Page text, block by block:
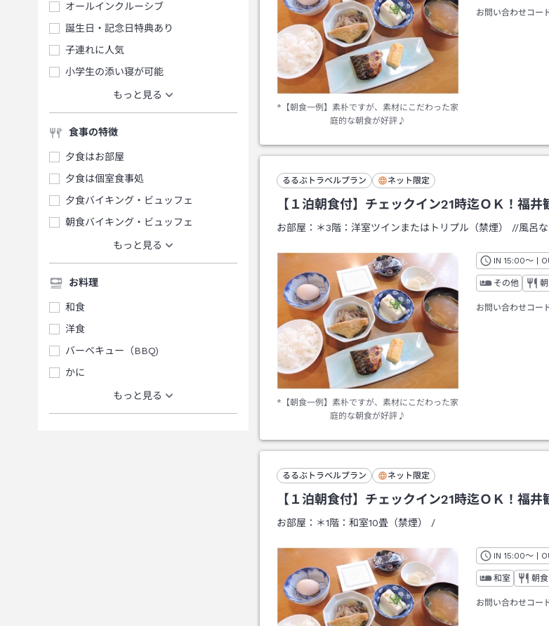
オールインクルーシブ
誕生日・記念日特典あり
子連れに人気
小学生の添い寝が可能
もっと見る
食事の特徴
夕食はお部屋
夕食は個室食事処
夕食バイキング・ビュッフェ
朝食バイキング・ビュッフェ
もっと見る
お料理
和食
洋食
バーベキュー（BBQ)
かに
もっと見る
*【朝食一例】素朴ですが、素材にこだわった家
庭的な朝食が好評♪
お問い合わせコー
るるぶトラベルプラン ネット限定
【１泊朝食付】チェックイン21時迄ＯＫ！福
お部屋： ＊3階：洋室ツインまたはトリプル（禁煙） //風呂
*【朝食一例】素朴ですが、素材にこだわった家
庭的な朝食が好評♪
IN チェックイ
15:00～ |
その他
お問い合わせコー
るるぶトラベルプラン ネット限定
【１泊朝食付】チェックイン21時迄ＯＫ！福
お部屋： ＊1階：和室10畳（禁煙） /
IN チェックイ
15:00～ |
和室 朝
お問い合わせコー